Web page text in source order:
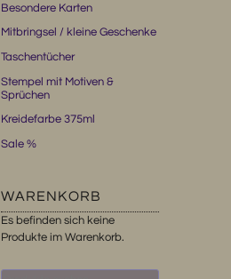
Besondere Karten
Mitbringsel / kleine Geschenke
Taschentücher
Stempel mit Motiven &
Sprüchen
Kreidefarbe 375ml
Sale %
WARENKORB
Es befinden sich keine
Produkte im Warenkorb.